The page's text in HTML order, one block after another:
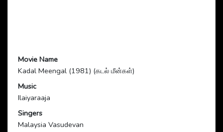
Movie Name
Kadal Meengal (1981) (கடல் மீன்கள்)
Music
Ilaiyaraaja
Singers
Malaysia Vasudevan